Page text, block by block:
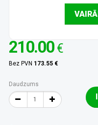
210.00 €
Bez PVN 173.55 €
Daudzums